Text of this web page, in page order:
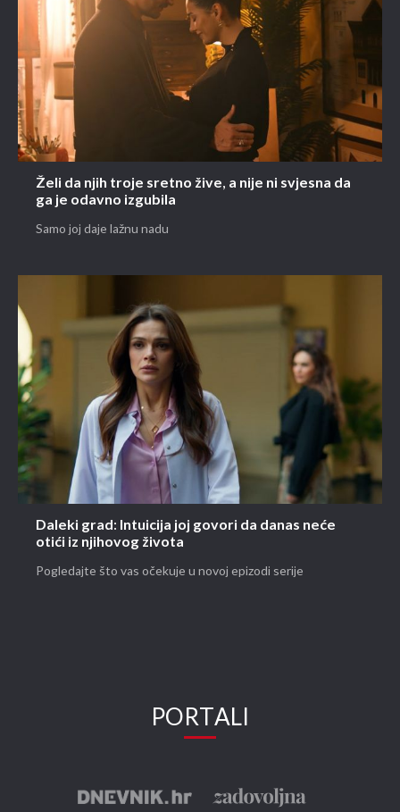
Želi da njih troje sretno žive, a nije ni svjesna da
ga je odavno izgubila
Samo joj daje lažnu nadu
Daleki grad: Intuicija joj govori da danas neće
otići iz njihovog života
Pogledajte što vas očekuje u novoj epizodi serije
PORTALI